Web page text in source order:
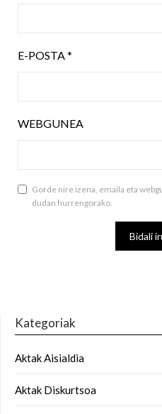
E-POSTA *
WEBGUNEA
Gorde nire izena, emaila eta
dudan hurrengorako.
Kategoriak
Aktak Aisialdia
Aktak Diskurtsoa